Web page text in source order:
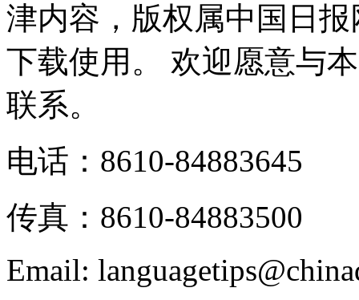
津内容，版权属中国日
下载使用。 欢迎愿意与
联系。
电话：8610-84883645
传真：8610-84883500
Email: